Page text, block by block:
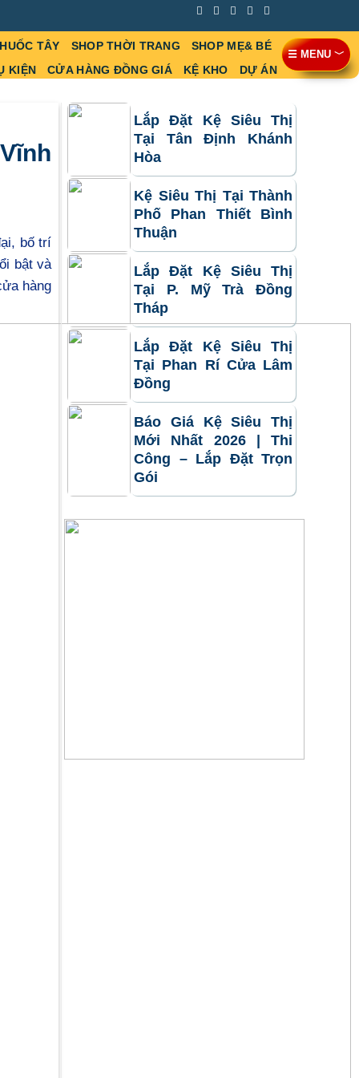
TÂY SHOP THỜI TRANG
SHOP MẸ& BÉ
KIỆN
CỬA HÀNG ĐỒNG GIÁ KỆ KHO DỰ ÁN
bố trí
bật và
hàng
Lắp Đặt Kệ Siêu Thị
Tại Tân Định Khánh
Hòa
Kệ Siêu Thị Tại Thành
Phố Phan Thiết Bình
Thuận
Lắp Đặt Kệ Siêu Thị
Tại P. Mỹ Trà Đồng
Tháp
Lắp Đặt Kệ Siêu Thị
Tại Phan Rí Cửa Lâm
Đồng
Báo Giá Kệ Siêu Thị
Mới Nhất 2026 | Thi
Công – Lắp Đặt Trọn
Gói
☰ MENU ﹀